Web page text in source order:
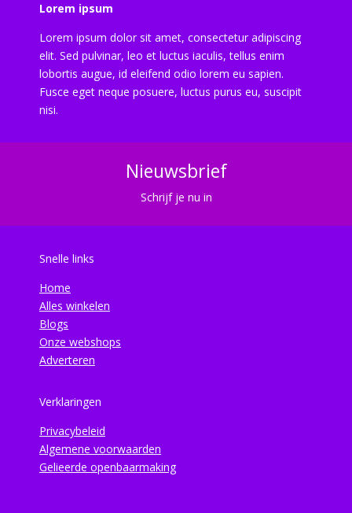
Lorem ipsum
Lorem ipsum dolor sit amet, consectetur adipiscing
elit. Sed pulvinar, leo et luctus iaculis, tellus enim
lobortis augue, id eleifend odio lorem eu sapien.
Fusce eget neque posuere, luctus purus eu, suscipit
nisi.
Nieuwsbrief
Schrijf je nu in
Snelle links
Home
Alles winkelen
Blogs
Onze webshops
Adverteren
Verklaringen
Privacybeleid
Algemene voorwaarden
Gelieerde openbaarmaking